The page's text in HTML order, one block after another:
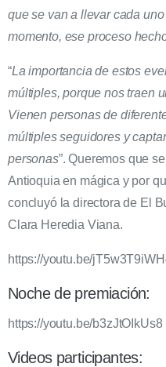
que se van a llevar cada
momento, ese proceso
“La importancia de estos
múltiples, porque nos traen
Vienen personas de
múltiples seguidores y
personas”. Queremos que
Antioquia en mágica y por
concluyó la directora de El
Clara Heredia Viana.
https://youtu.be/
Noche de premiación:
https://youtu.be/b3zJtOIkUs8
Videos participantes: